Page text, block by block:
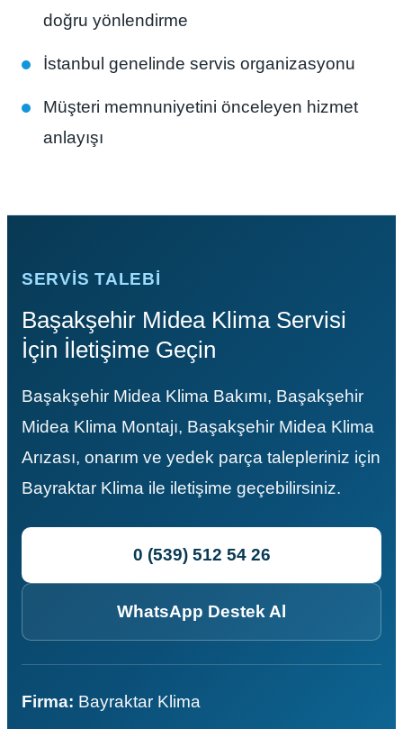
doğru yönlendirme
İstanbul genelinde servis organizasyonu
Müşteri memnuniyetini önceleyen hizmet
anlayışı
SERVIS TALEBI
Başakşehir Midea Klima Servisi
İçin İletişime Geçin
Başakşehir Midea Klima Bakımı, Başakşehir
Midea Klima Montajı, Başakşehir Midea Klima
Arızası, onarım ve yedek parça talepleriniz için
Bayraktar Klima ile iletişime geçebilirsiniz.
0 (539) 512 54 26
WhatsApp Destek Al
Firma: Bayraktar Klima